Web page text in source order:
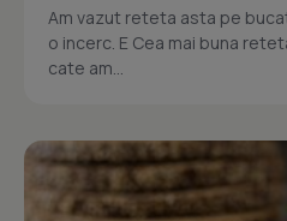
Am vazut reteta asta pe
o incerc. E Cea mai buna
cate am...